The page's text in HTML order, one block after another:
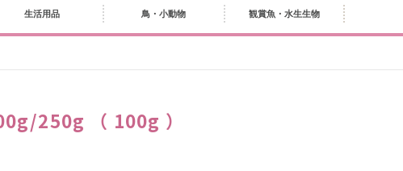
生活用品 鳥・小動物 観賞魚・水生生物
250g （ 100g ）